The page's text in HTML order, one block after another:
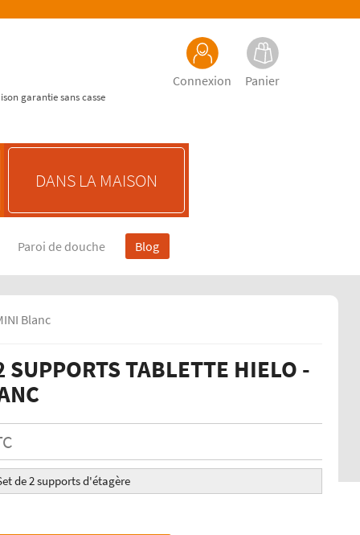
Connexion Panier
garantie sans casse
DANS LA MAISON
Paroi de douche Blog
Blanc
SUPPORTS TABLETTE HIELO -
de 2 supports d'étagère